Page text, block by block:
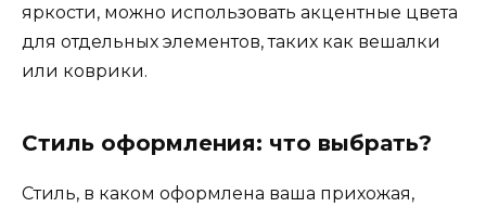
яркости, можно использовать акцентные цвета
для отдельных элементов, таких как вешалки
или коврики.
Стиль оформления: что выбрать?
Стиль, в каком оформлена ваша прихожая,